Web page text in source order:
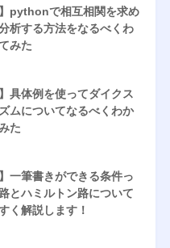
】pythonで相互相関を求め
析する方法をなるべくわ
みた
具体例を使ってダイクス
ムについてなるべくわか
た
一筆書きができる条件っ
とハミルトン路について
く解説します！